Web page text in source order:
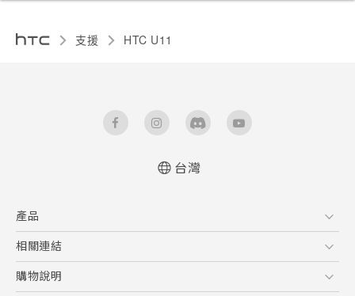
支援 HTC U11‎
台灣
產品
5G
智慧型手機
配件
相關連結
HTC Research
購物說明